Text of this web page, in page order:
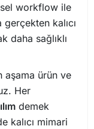
workflow ile
kalıcı
daha sağlıklı
aşama ürün ve
Her
demek
kalıcı mimari